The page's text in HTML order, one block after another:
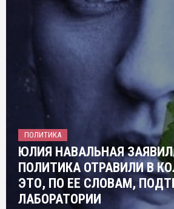
ПОЛИТИКА
ЮЛИЯ НАВАЛЬНАЯ
ПОЛИТИКА ОТРАВИЛИ В
ЭТО, ПО ЕЕ СЛОВАМ,
ЛАБОРАТОРИИ